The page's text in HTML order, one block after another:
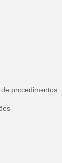
procedimentos